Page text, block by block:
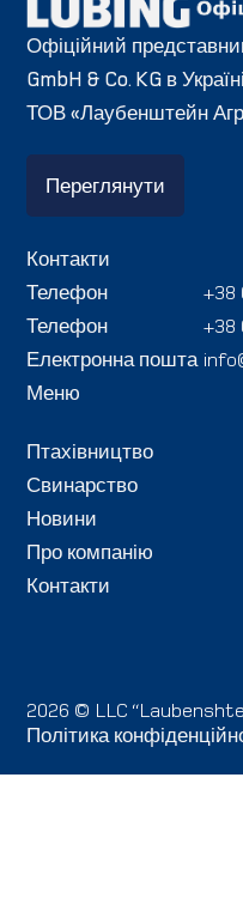
Офіційний
GmbH & Co. KG в Україні
ТОВ «Лаубенштейн
Переглянути
Контакти
Телефон
+38
Телефон
+38
Електронна пошта
Меню
Птахівництво
Свинарство
Новини
Про компанію
Контакти
2026 © LLC
Політика